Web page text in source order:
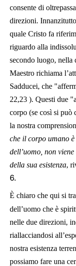
consente di
direzioni.
quale Cristo fa
riguardo alla
secondo luogo,
Maestro richiama
Sadducei, che
22,23 ). Questi due
corpo (se così si
la nostra
che il corpo umano è
dell’uomo, non
della sua esistenza,
6.
È chiaro che qui si
dell’uomo che è
nelle due direzioni,
riallacciandosi
nostra esistenza
possiamo fare una